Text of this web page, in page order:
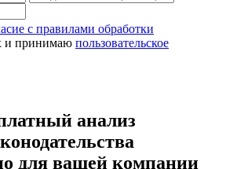
с правилами обработки
и принимаю пользовательское
анализ
для вашей компании